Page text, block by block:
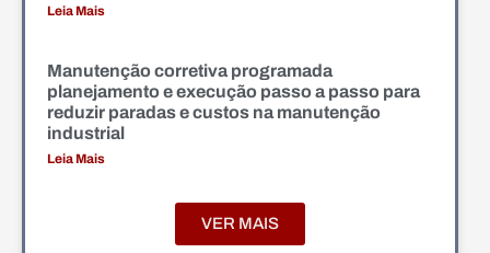
Leia Mais
Manutenção corretiva programada
planejamento e execução passo a passo para
reduzir paradas e custos na manutenção
industrial
Leia Mais
VER MAIS